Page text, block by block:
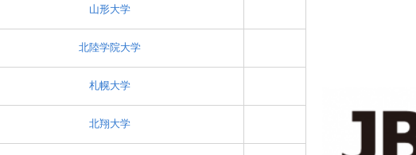
山形大学
北陸学院大学
札幌大学
北翔大学